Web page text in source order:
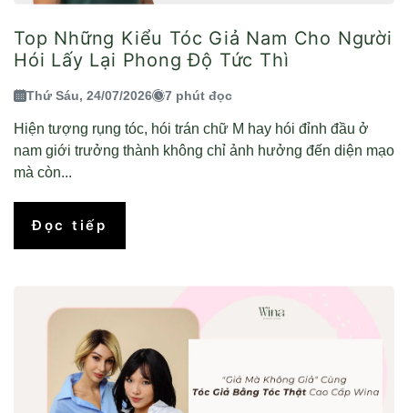
Top Những Kiểu Tóc Giả Nam Cho Người
Hói Lấy Lại Phong Độ Tức Thì
Thứ Sáu, 24/07/2026 7 phút đọc
Hiện tượng rụng tóc, hói trán chữ M hay hói đỉnh đầu ở
nam giới trưởng thành không chỉ ảnh hưởng đến diện mạo
mà còn...
Đọc tiếp